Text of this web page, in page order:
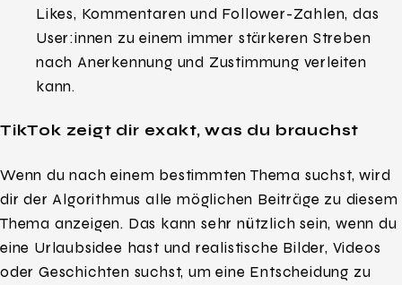
Likes, Kommentaren und Follower-Zahlen, das
User:innen zu einem immer stärkeren Streben
nach Anerkennung und Zustimmung verleiten
kann.
TikTok zeigt dir exakt, was du brauchst
Wenn du nach einem bestimmten Thema suchst, wird
dir der Algorithmus alle möglichen Beiträge zu diesem
Thema anzeigen. Das kann sehr nützlich sein, wenn du
eine Urlaubsidee hast und realistische Bilder, Videos
oder Geschichten suchst, um eine Entscheidung zu